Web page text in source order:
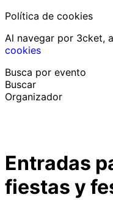
Política de cookies
Al navegar por 3cket,
cookies
Busca por evento
Buscar
Organizador
Ayuda al participante
Login
Entradas
fiestas y